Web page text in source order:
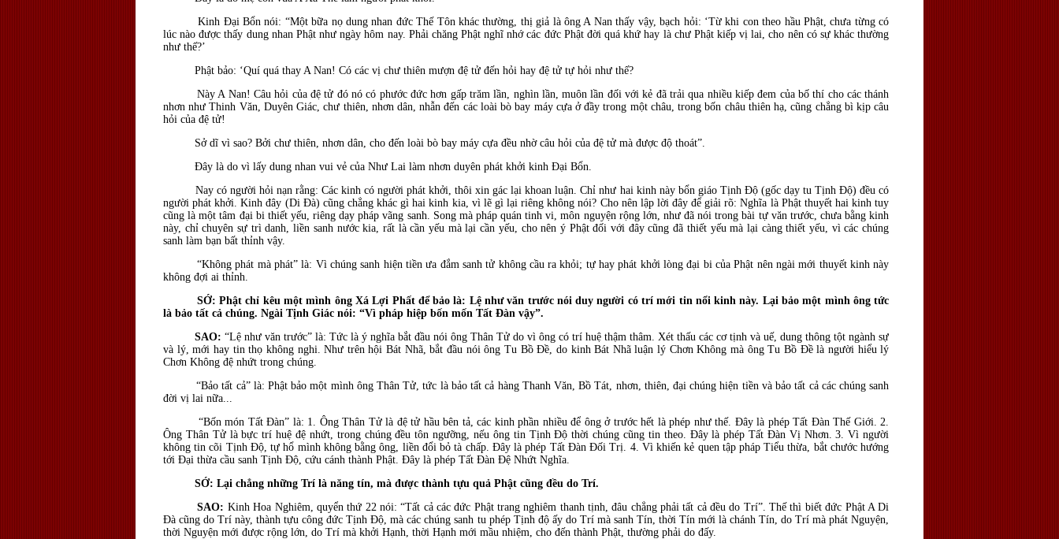
Kinh Ðại Bổn nói: “Một bữa nọ dung nhan đức Thế Tôn khác thường, thị giả là ông A Nan thấy vậy, bạch hỏi: ‘Từ khi con theo hầu Phật, chưa từng có
lúc nào được thấy dung nhan Phật như ngày hôm nay. Phải chăng Phật nghĩ nhớ các đức Phật đời quá khứ hay là chư Phật kiếp vị lai, cho nên có sự khác thường
như thế?’
Phật bảo: ‘Quí quá thay A Nan! Có các vị chư thiên mượn đệ tử đến hỏi hay đệ tử tự hỏi như thế?
Này A Nan! Câu hỏi của đệ tử đó nó có phước đức hơn gấp trăm lần, nghìn lần, muôn lần đối với kẻ đã trải qua nhiều kiếp đem của bố thí cho các thánh
nhơn như Thinh Văn, Duyên Giác, chư thiên, nhơn dân, nhẫn đến các loài bò bay máy cựa ở đầy trong một châu, trong bốn châu thiên hạ, cũng chẳng bì kịp câu
hỏi của đệ tử!
Sở dĩ vì sao? Bởi chư thiên, nhơn dân, cho đến loài bò bay máy cựa đều nhờ câu hỏi của đệ tử mà được độ thoát”.
Ðây là do vì lấy dung nhan vui vẻ của Như Lai làm nhơn duyên phát khởi kinh Ðại Bổn.
Nay có người hỏi nạn rằng: Các kinh có người phát khởi, thôi xin gác lại khoan luận. Chỉ như hai kinh này bổn giáo Tịnh Ðộ (gốc dạy tu Tịnh Ðộ) đều có
người phát khởi. Kinh đây (Di Ðà) cũng chẳng khác gì hai kinh kia, vì lẽ gì lại riêng không nói? Cho nên lập lời đây để giải rõ: Nghĩa là Phật thuyết hai kinh tuy
cũng là một tâm đại bi thiết yếu, riêng dạy pháp vãng sanh. Song mà pháp quán tinh vi, môn nguyện rộng lớn, như đã nói trong bài tự văn trước, chưa bằng kinh
này, chỉ chuyên sự trì danh, liền sanh nước kia, rất là cần yếu mà lại cần yếu, cho nên ý Phật đối với đây cũng đã thiết yếu mà lại càng thiết yếu, vì các chúng
sanh làm bạn bất thỉnh vậy.
“Không phát mà phát” là: Vì chúng sanh hiện tiền ưa đắm sanh tử không cầu ra khỏi; tự hay phát khởi lòng đại bi của Phật nên ngài mới thuyết kinh này
không đợi ai thỉnh.
SỚ: Phật chỉ kêu một mình ông Xá Lợi Phất để bảo là: Lệ như văn trước nói duy người có trí mới tin nổi kinh này. Lại bảo một mình ông tức
là bảo tất cả chúng. Ngài Tịnh Giác nói: “Vì pháp hiệp bốn mốn Tất Ðàn vậy”.
SAO: “Lệ như văn trước” là: Tức là ý nghĩa bắt đầu nói ông Thân Tử do vì ông có trí huệ thậm thâm. Xét thấu các cơ tịnh và uế, dung thông tột ngành sự
và lý, mới hay tin thọ không nghi. Như trên hội Bát Nhã, bắt đầu nói ông Tu Bồ Ðề, do kinh Bát Nhã luận lý Chơn Không mà ông Tu Bồ Ðề là người hiểu lý
Chơn Không đệ nhứt trong chúng.
“Bảo tất cả” là: Phật bảo một mình ông Thân Tử, tức là bảo tất cả hàng Thanh Văn, Bồ Tát, nhơn, thiên, đại chúng hiện tiền và bảo tất cả các chúng sanh
đời vị lai nữa...
“Bốn món Tất Ðàn” là: 1. Ông Thân Tử là đệ tử hầu bên tả, các kinh phần nhiều để ông ở trước hết là phép như thế. Ðây là phép Tất Ðàn Thế Giới. 2.
Ông Thân Tử là bực trí huệ đệ nhứt, trong chúng đều tôn ngưỡng, nếu ông tin Tịnh Ðộ thời chúng cũng tin theo. Ðây là phép Tất Ðàn Vị Nhơn. 3. Vì người
không tin cõi Tịnh Ðộ, tự hổ mình không bằng ông, liền đổi bỏ tà chấp. Ðây là phép Tất Ðàn Ðối Trị. 4. Vì khiến kẻ quen tập pháp Tiểu thừa, bắt chước hướng
tới Ðại thừa cầu sanh Tịnh Ðộ, cứu cánh thành Phật. Ðây là phép Tất Ðàn Ðệ Nhứt Nghĩa.
SỚ: Lại chẳng những Trí là năng tín, mà được thành tựu quả Phật cũng đều do Trí.
SAO: Kinh Hoa Nghiêm, quyển thứ 22 nói: “Tất cả các đức Phật trang nghiêm thanh tịnh, đâu chẳng phải tất cả đều do Trí”. Thế thì biết đức Phật A Di
Ðà cũng do Trí này, thành tựu công đức Tịnh Ðộ, mà các chúng sanh tu phép Tịnh độ ấy do Trí mà sanh Tín, thời Tín mới là chánh Tín, do Trí mà phát Nguyện,
thời Nguyện mới được rộng lớn, do Trí mà khởi Hạnh, thời Hạnh mới mầu nhiệm, cho đến thành Phật, thường phải do đấy.